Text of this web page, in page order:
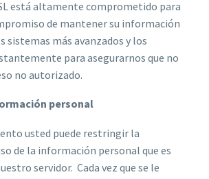
está altamente comprometido para
de mantener su información
sistemas más avanzados y los
para asegurarnos que no
no autorizado.
personal
usted puede restringir la
de la información personal que es
servidor. Cada vez que se le